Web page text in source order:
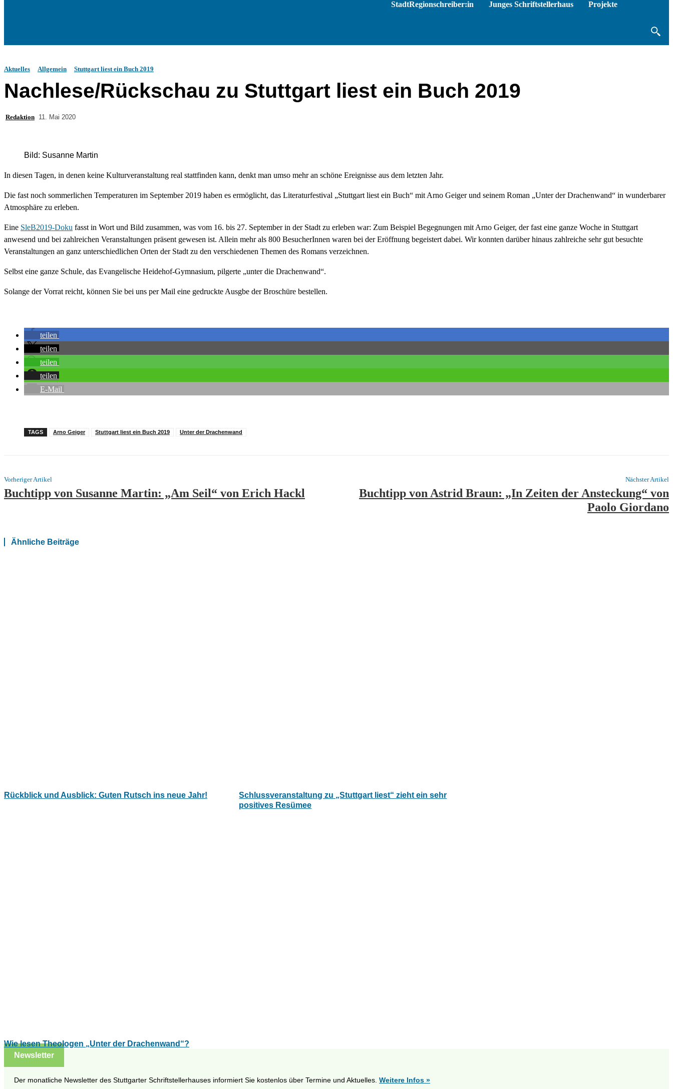
StadtRegionschreiber:in Junges Schriftstellerhaus Projekte
Aktuelles Allgemein Stuttgart liest ein Buch 2019
Nachlese/Rückschau zu Stuttgart liest ein Buch 2019
Redaktion 11. Mai 2020
Bild: Susanne Martin
In diesen Tagen, in denen keine Kulturveranstaltung real stattfinden kann, denkt man umso mehr an schöne Ereignisse aus dem letzten Jahr.
Die fast noch sommerlichen Temperaturen im September 2019 haben es ermöglicht, das Literaturfestival „Stuttgart liest ein Buch“ mit Arno Geiger und seinem Roman „Unter der Drachenwand“ in wunderbarer
Atmosphäre zu erleben.
Eine SleB2019-Doku fasst in Wort und Bild zusammen, was vom 16. bis 27. September in der Stadt zu erleben war: Zum Beispiel Begegnungen mit Arno Geiger, der fast eine ganze Woche in Stuttgart
anwesend und bei zahlreichen Veranstaltungen präsent gewesen ist. Allein mehr als 800 BesucherInnen waren bei der Eröffnung begeistert dabei. Wir konnten darüber hinaus zahlreiche sehr gut besuchte
Veranstaltungen an ganz unterschiedlichen Orten der Stadt zu den verschiedenen Themen des Romans verzeichnen.
Selbst eine ganze Schule, das Evangelische Heidehof-Gymnasium, pilgerte „unter die Drachenwand“.
Solange der Vorrat reicht, können Sie bei uns per Mail eine gedruckte Ausgbe der Broschüre bestellen.
teilen
teilen
teilen
teilen
E-Mail
TAGS Arno Geiger Stuttgart liest ein Buch 2019 Unter der Drachenwand
Vorheriger Artikel
Buchtipp von Susanne Martin: „Am Seil“ von Erich Hackl
Nächster Artikel
Buchtipp von Astrid Braun: „In Zeiten der Ansteckung“ von
Paolo Giordano
Ähnliche Beiträge
Rückblick und Ausblick: Guten Rutsch ins neue Jahr!
Schlussveranstaltung zu „Stuttgart liest“ zieht ein sehr
positives Resümee
Wie lesen Theologen „Unter der Drachenwand“?
Newsletter
Der monatliche Newsletter des Stuttgarter Schriftstellerhauses informiert Sie kostenlos über Termine und Aktuelles. Weitere Infos »